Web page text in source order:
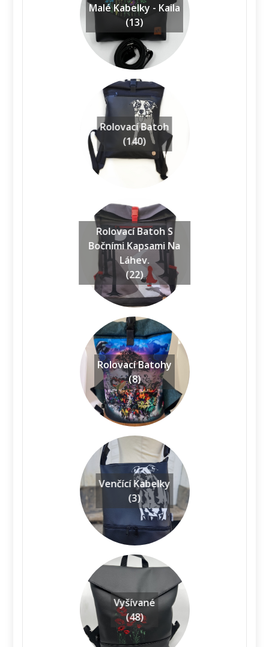
Malé Kabelky - Kaila
(13)
Rolovací Batoh
(140)
Rolovací Batoh S
Bočními Kapsami Na
Láhev.
(22)
Rolovací Batohy
(8)
Venčící Kabelky
(3)
Vyšívané
(48)